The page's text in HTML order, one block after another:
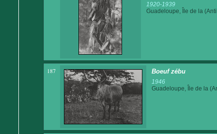
1920-1939
Guadeloupe, Île de la
187 Boeuf zébu
1946
Guadeloupe, Île de la